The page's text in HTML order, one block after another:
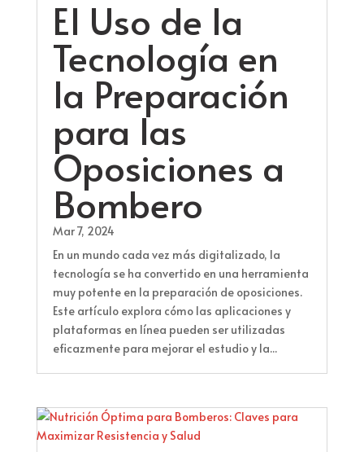
El Uso de la
Tecnología en
la Preparación
para las
Oposiciones a
Bombero
Mar 7, 2024
En un mundo cada vez más digitalizado, la
tecnología se ha convertido en una herramienta
muy potente en la preparación de oposiciones.
Este artículo explora cómo las aplicaciones y
plataformas en línea pueden ser utilizadas
eficazmente para mejorar el estudio y la...